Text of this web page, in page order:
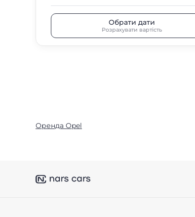
Обрати дати
Розрахувати вартість
Оренда Opel